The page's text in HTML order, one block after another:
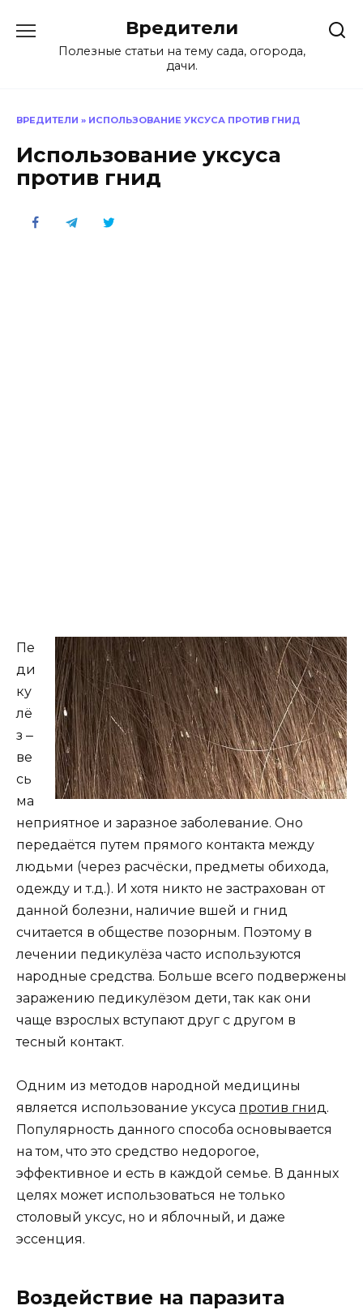
содержанию
Вредители
Полезные статьи на тему сада, огорода,
дачи.
ВРЕДИТЕЛИ » ИСПОЛЬЗОВАНИЕ УКСУСА ПРОТИВ ГНИД
Использование уксуса
против гнид
Пе
ди
ку
лё
з ‒
ве
сь
ма
неприятное и заразное заболевание. Оно
передаётся путем прямого контакта между
людьми (через расчёски, предметы обихода,
одежду и т.д.). И хотя никто не застрахован от
данной болезни, наличие вшей и гнид
считается в обществе позорным. Поэтому в
лечении педикулёза часто используются
народные средства. Больше всего подвержены
заражению педикулёзом дети, так как они
чаще взрослых вступают друг с другом в
тесный контакт.
Одним из методов народной медицины
является использование уксуса против гнид.
Популярность данного способа основывается
на том, что это средство недорогое,
эффективное и есть в каждой семье. В данных
целях может использоваться не только
столовый уксус, но и яблочный, и даже
эссенция.
Воздействие на паразита